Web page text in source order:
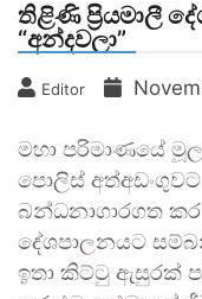
තිළිණි ප්‍රියමාලී
“අන්දවලා”
Editor
මහා පරිමාණයේ
පොලිස්
බන්ධනාගාරගත
දේශපාලනයට
ඉතා කිට්ටු ඇසුරක්